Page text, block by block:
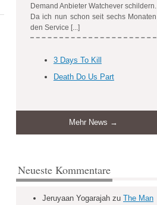
Demand Anbieter Watchever schildern.
Da ich nun schon seit sechs Monaten
den Service [...]
3 Days To Kill
Death Do Us Part
Mehr News →
Neueste Kommentare
Jeruyaan Yogarajah zu The Man